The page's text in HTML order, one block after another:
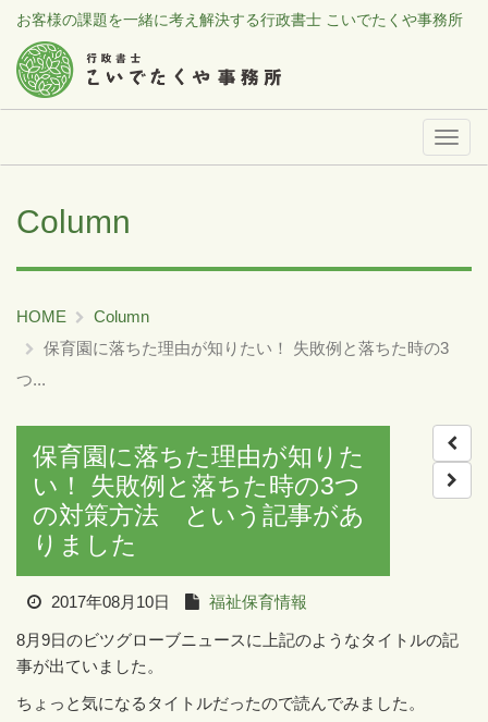
お客様の課題を一緒に考え解決する行政書士 こいでたくや事務所
メ
Column
HOME
Column
保育園に落ちた理由が知りたい！ 失敗例と落ちた時の3
つ...
保育園に落ちた理由が知りた
い！ 失敗例と落ちた時の3つ
の対策方法 という記事があ
りました
2017年08月10日 福祉保育情報
8月9日のビツグローブニュースに上記のようなタイトルの記
事が出ていました。
ちょっと気になるタイトルだったので読んでみました。